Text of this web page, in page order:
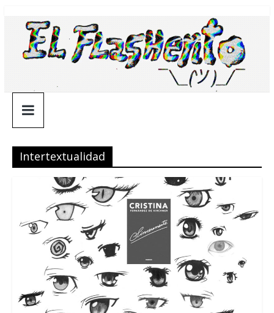
contenido
¯\_(ツ)_/
¯
Intertextualidad